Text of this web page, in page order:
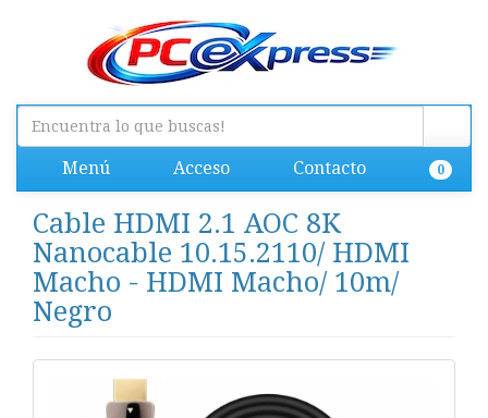
Menú Acceso Contacto 0
Cable HDMI 2.1 AOC 8K
Nanocable 10.15.2110/ HDMI
Macho - HDMI Macho/ 10m/
Negro